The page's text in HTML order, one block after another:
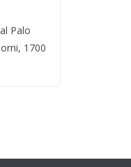
Palo
1700